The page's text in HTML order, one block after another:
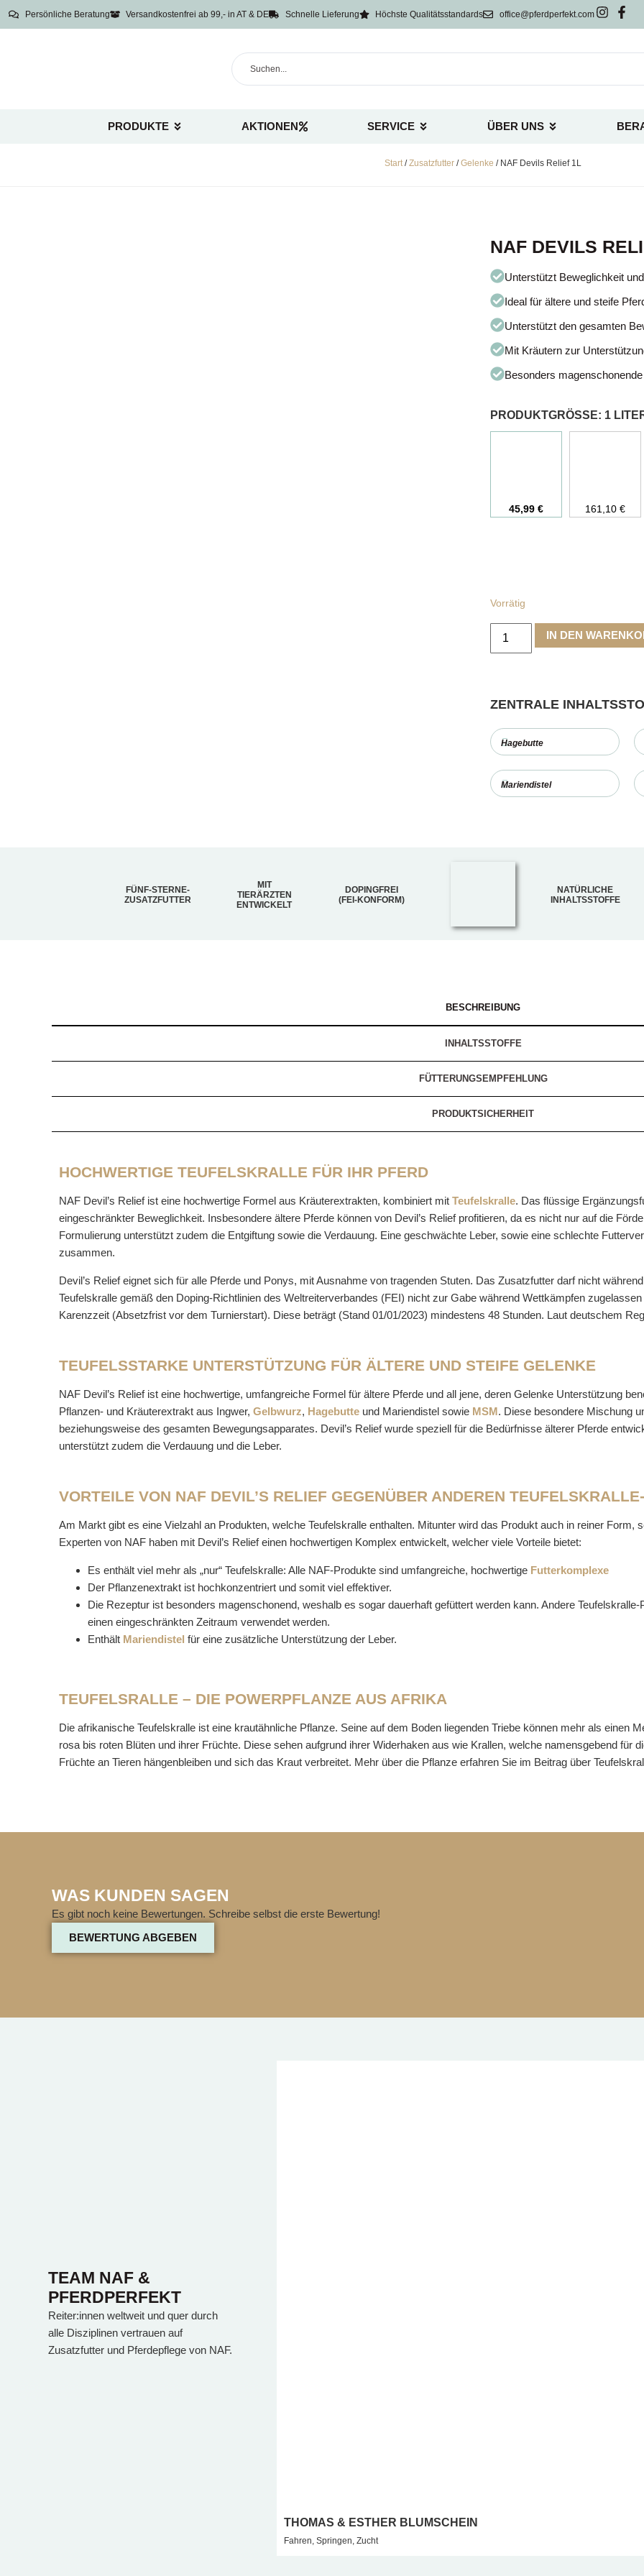
Persönliche Beratung Versandkostenfrei ab 99,- in AT & DE Schnelle Lieferung Höchste Qualitätsstandards office@pferdperfekt.com
PRODUKTE AKTIONEN SERVICE ÜBER UNS
Start/Zusatzfutter /Gelenke / NAF Devils Relief 1L
NAF DEVILS
Unterstützt Beweglichkeit
Ideal für ältere und steife
Unterstützt den gesamten
Mit Kräutern zur
Besonders
PRODUKTGRÖSSE : 1
45,99 € 161,10 €
Vorrätig
IN DEN
ZENTRALE
Hagebutte
Mariendistel
FÜNF-STERNE-
ZUSATZFUTTER
MIT
TIERÄRZTEN
ENTWICKELT
DOPINGFREI
(FEI-KONFORM)
NATÜRLICHE
INHALTSSTOFFE
BESCHREIBUNG
INHALTSSTOFFE
FÜTTERUNGSEMPFEHLUNG
PRODUKTSICHERHEIT
HOCHWERTIGE TEUFELSKRALLE FÜR IHR PFERD
NAF Devil’s Relief ist eine hochwertige Formel aus Kräuterextrakten, kombiniert mit Teufelskralle. Das flüssige
eingeschränkter Beweglichkeit. Insbesondere ältere Pferde können von Devil’s Relief profitieren, da es nicht nur auf die
Formulierung unterstützt zudem die Entgiftung sowie die Verdauung. Eine geschwächte Leber, sowie eine schlechte
zusammen.
Devil’s Relief eignet sich für alle Pferde und Ponys, mit Ausnahme von tragenden Stuten. Das Zusatzfutter darf nicht
Teufelskralle gemäß den Doping-Richtlinien des Weltreiterverbandes (FEI) nicht zur Gabe während Wettkämpfen
Karenzzeit (Absetzfrist vor dem Turnierstart). Diese beträgt (Stand 01/01/2023) mindestens 48 Stunden. Laut deutschem
TEUFELSSTARKE UNTERSTÜTZUNG FÜR ÄLTERE UND STEIFE GELENKE
NAF Devil’s Relief ist eine hochwertige, umfangreiche Formel für ältere Pferde und all jene, deren Gelenke Unterstützung
Pflanzen- und Kräuterextrakt aus Ingwer, Gelbwurz, Hagebutte und Mariendistel sowie MSM. Diese besondere Mischung
beziehungsweise des gesamten Bewegungsapparates. Devil’s Relief wurde speziell für die Bedürfnisse älterer Pferde
unterstützt zudem die Verdauung und die Leber.
VORTEILE VON NAF DEVIL’S RELIEF GEGENÜBER ANDEREN
Am Markt gibt es eine Vielzahl an Produkten, welche Teufelskralle enthalten. Mitunter wird das Produkt auch in reiner Form,
Experten von NAF haben mit Devil’s Relief einen hochwertigen Komplex entwickelt, welcher viele Vorteile bietet:
Es enthält viel mehr als „nur“ Teufelskralle: Alle NAF-Produkte sind umfangreiche, hochwertige Futterkomplexe
Der Pflanzenextrakt ist hochkonzentriert und somit viel effektiver.
Die Rezeptur ist besonders magenschonend, weshalb es sogar dauerhaft gefüttert werden kann. Andere
einen eingeschränkten Zeitraum verwendet werden.
Enthält Mariendistel für eine zusätzliche Unterstützung der Leber.
TEUFELSRALLE – DIE POWERPFLANZE AUS AFRIKA
Die afrikanische Teufelskralle ist eine krautähnliche Pflanze. Seine auf dem Boden liegenden Triebe können mehr als einen
rosa bis roten Blüten und ihrer Früchte. Diese sehen aufgrund ihrer Widerhaken aus wie Krallen, welche namensgebend für
Früchte an Tieren hängenbleiben und sich das Kraut verbreitet. Mehr über die Pflanze erfahren Sie im Beitrag über
WAS KUNDEN SAGEN
Es gibt noch keine Bewertungen. Schreibe selbst die erste Bewertung!
BEWERTUNG ABGEBEN
TEAM NAF &
PFERDPERFEKT
Reiter:innen weltweit und quer durch
alle Disziplinen vertrauen auf
Zusatzfutter und Pferdepflege von NAF.
THOMAS & ESTHER BLUMSCHEIN
Fahren, Springen, Zucht